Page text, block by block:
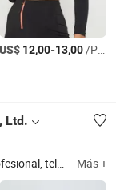
US$ 12,00-13,00/Pieza
Ltd.
de camisa Más +